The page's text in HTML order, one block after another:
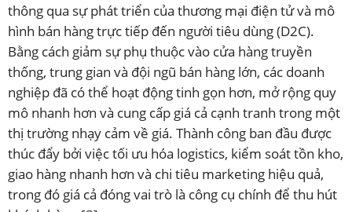
thông qua sự phát triển của thương mại điện tử và mô
hình bán hàng trực tiếp đến người tiêu dùng (D2C).
Bằng cách giảm sự phụ thuộc vào cửa hàng truyền
thống, trung gian và đội ngũ bán hàng lớn, các doanh
nghiệp đã có thể hoạt động tinh gọn hơn, mở rộng quy
mô nhanh hơn và cung cấp giá cả cạnh tranh trong một
thị trường nhạy cảm về giá. Thành công ban đầu được
thúc đẩy bởi việc tối ưu hóa logistics, kiểm soát tồn kho,
giao hàng nhanh hơn và chi tiêu marketing hiệu quả,
trong đó giá cả đóng vai trò là công cụ chính để thu hút